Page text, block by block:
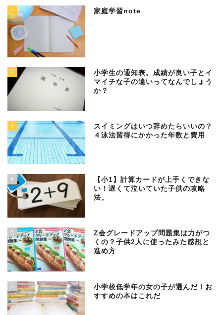
1 家庭学習note
2
小学生の通知表。成績が良い子とイ
マイチな子の違いってなんでしょう
か？
3
スイミングはいつ辞めたらいいの？
４泳法習得にかかった年数と費用
4
【小1】計算カードが上手くできな
い！遅くて泣いていた子供の攻略
法。
5
Z会グレードアップ問題集は力がつ
くの？子供2人に使ったみた感想と
進め方
6
小学校低学年の女の子が選んだ！お
すすめの本はこれだ